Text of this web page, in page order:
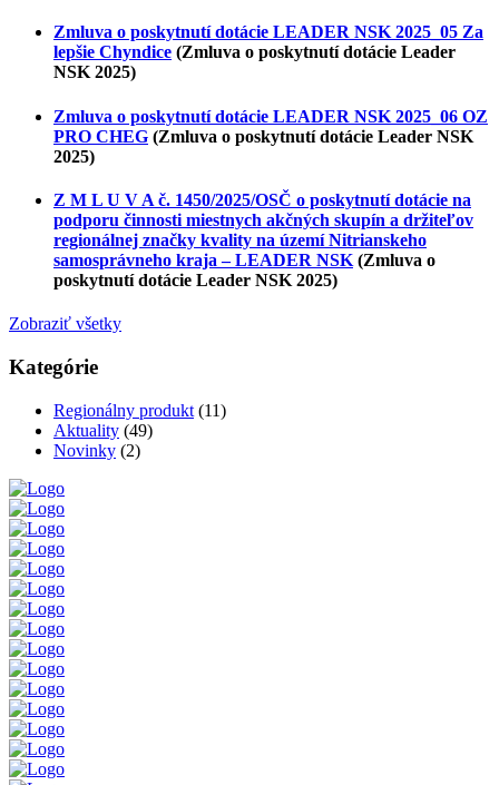
Zmluva o poskytnutí dotácie LEADER NSK 2025_05 Za
lepšie Chyndice (Zmluva o poskytnutí dotácie Leader
NSK 2025)
Zmluva o poskytnutí dotácie LEADER NSK 2025_06 OZ
PRO CHEG (Zmluva o poskytnutí dotácie Leader NSK
2025)
Z M L U V A č. 1450/2025/OSČ o poskytnutí dotácie na
podporu činnosti miestnych akčných skupín a držiteľov
regionálnej značky kvality na území Nitrianskeho
samosprávneho kraja – LEADER NSK (Zmluva o
poskytnutí dotácie Leader NSK 2025)
Zobraziť všetky
Kategórie
Regionálny produkt (11)
Aktuality (49)
Novinky (2)